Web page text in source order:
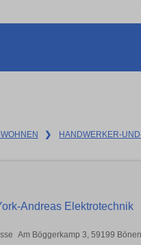
❯ HANDWERKER-
Andreas Elektrotechnik
Am Böggerkamp 3, 59199 Bönen